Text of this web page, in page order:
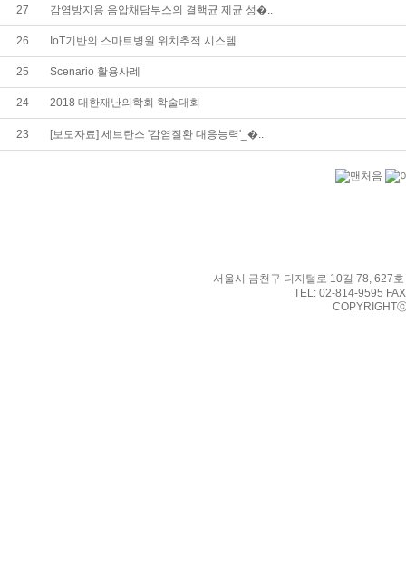
27 감염방지용 음압채담부스의 결핵균 제균 성�..
26 IoT기반의 스마트병원 위치추적 시스템
25 Scenario 활용사례
24 2018 대한재난의학회 학술대회
23 [보도자료] 세브란스 '감염질환 대응능력'_�..
서울시 금천구 디지털로 10길 78, 627
TEL: 02-814-9595